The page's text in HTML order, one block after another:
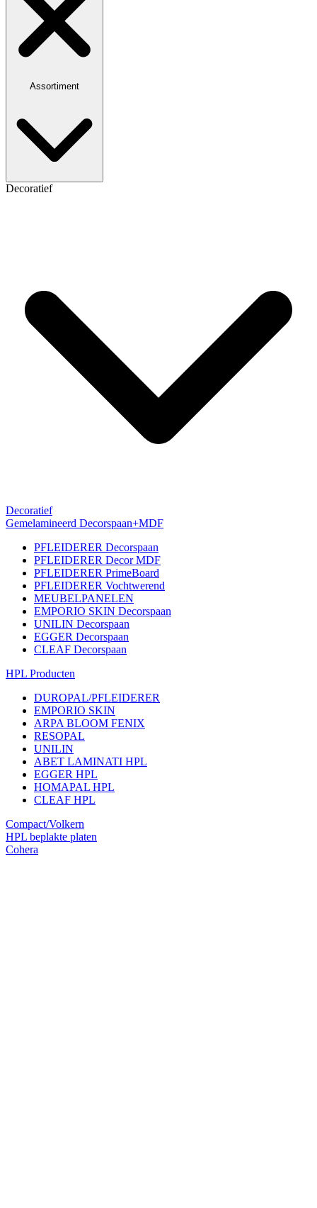
Assortiment
Decoratief
Decoratief
Gemelamineerd Decorspaan+MDF
PFLEIDERER Decorspaan
PFLEIDERER Decor MDF
PFLEIDERER PrimeBoard
PFLEIDERER Vochtwerend
MEUBELPANELEN
EMPORIO SKIN Decorspaan
UNILIN Decorspaan
EGGER Decorspaan
CLEAF Decorspaan
HPL Producten
DUROPAL/PFLEIDERER
EMPORIO SKIN
ARPA BLOOM FENIX
RESOPAL
UNILIN
ABET LAMINATI HPL
EGGER HPL
HOMAPAL HPL
CLEAF HPL
Compact/Volkern
HPL beplakte platen
Cohera